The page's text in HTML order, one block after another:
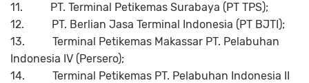
11.
PT. Terminal Petikemas Surabaya (PT TPS);
12.
PT. Berlian Jasa Terminal Indonesia (PT BJTI);
13.
Terminal Petikemas Makassar PT. Pelabuhan
Indonesia IV (Persero);
14.
Terminal Petikemas PT. Pelabuhan Indonesia II